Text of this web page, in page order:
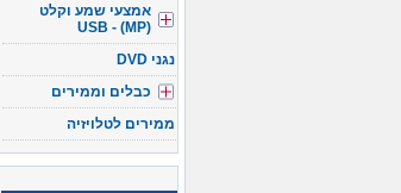
אמצעי שמע וקלט
(USB - (MP
נגני DVD
כבלים וממירים
ממירים לטלויזיה